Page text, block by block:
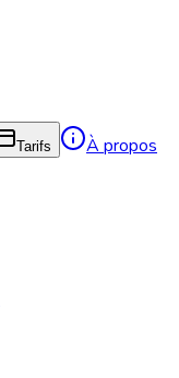
Tarifs À propos